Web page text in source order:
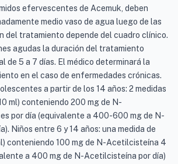
efervescentes de Acemuk, deben
medio vaso de agua luego de las
del tratamiento depende del cuadro clínico.
agudas la duración del tratamiento
de 5 a 7 días. El médico determinará la
en el caso de enfermedades crónicas.
a partir de los 14 años: 2 medidas
ml) conteniendo 200 mg de N-
por día (equivalente a 400-600 mg de N-
Niños entre 6 y 14 años: una medida de
conteniendo 100 mg de N-Acetilcisteína 4
a 400 mg de N-Acetilcisteína por día)